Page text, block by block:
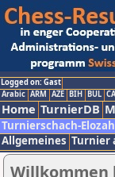
Logged on: Gast
Arabic ARM AZE BIH BUL
Home TurnierDB
Turnierschach-
Allgemeines Turnier
Willkommen